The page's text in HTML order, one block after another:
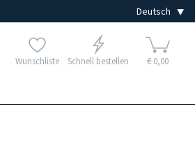
Wunschliste Schnell bestellen € 0,00